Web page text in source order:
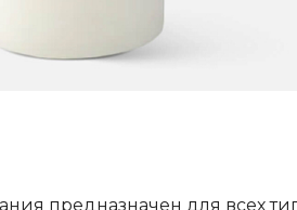
предназначен для всех